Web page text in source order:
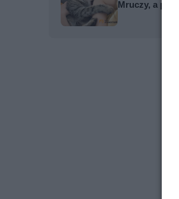
Mruczy, a po